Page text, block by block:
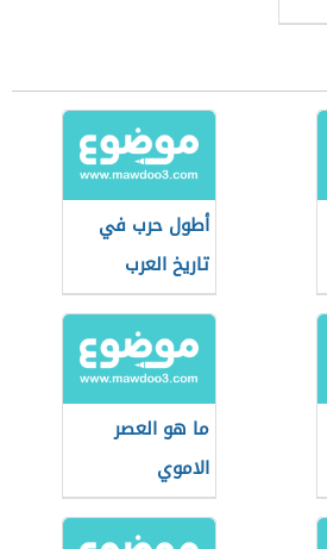
أطول حرب في
تاريخ العرب
ما هو العصر
الاموي